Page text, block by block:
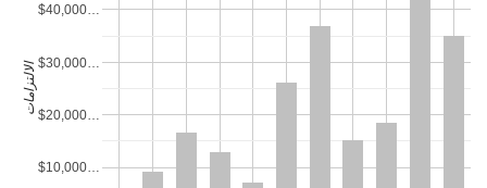
$10,000…
$20,000…
$30,000…
$40,000…
الالتزامات